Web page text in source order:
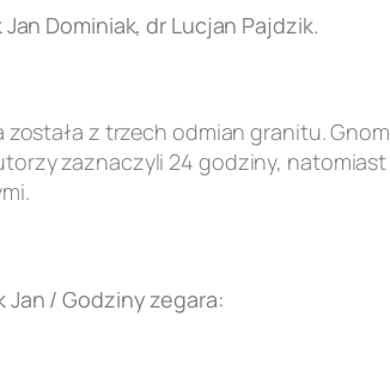
Jan Dominiak, dr Lucjan Pajdzik.
z trzech odmian granitu.
zaznaczyli 24 godziny,
Jan / Godziny zegara: